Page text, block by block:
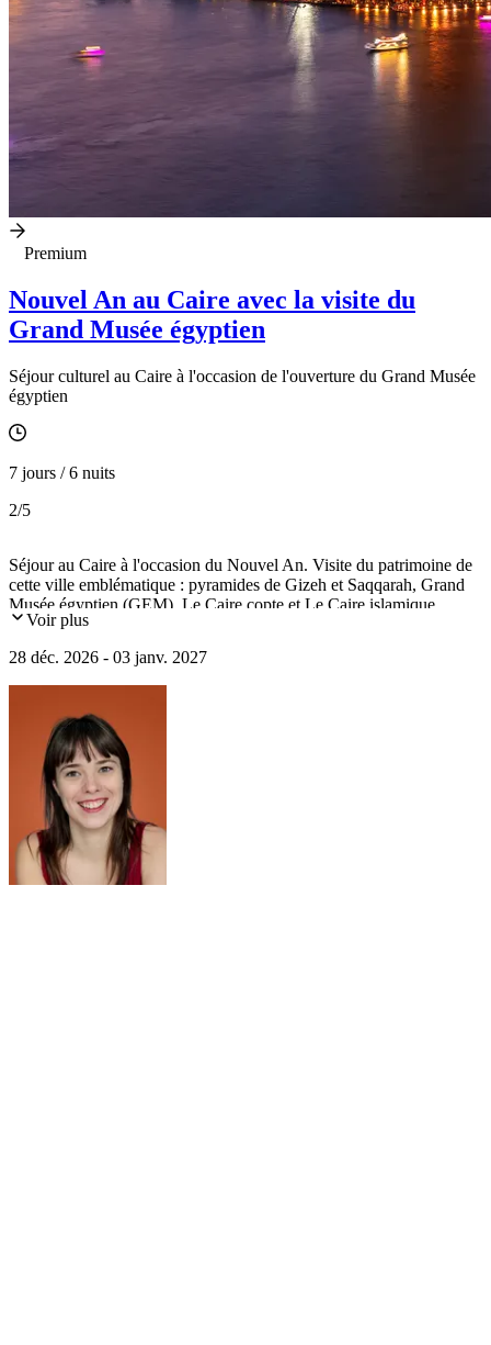
Premium
Nouvel An au Caire avec la visite du
Grand Musée égyptien
Séjour culturel au Caire à l'occasion de l'ouverture du Grand Musée
égyptien
7 jours / 6 nuits
2/5
Séjour au Caire à l'occasion du Nouvel An. Visite du patrimoine de
cette ville emblématique : pyramides de Gizeh et Saqqarah, Grand
Musée égyptien (GEM), Le Caire copte et Le Caire islamique.
Voir plus
28 déc. 2026 - 03 janv. 2027